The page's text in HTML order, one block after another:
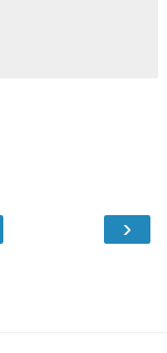
›